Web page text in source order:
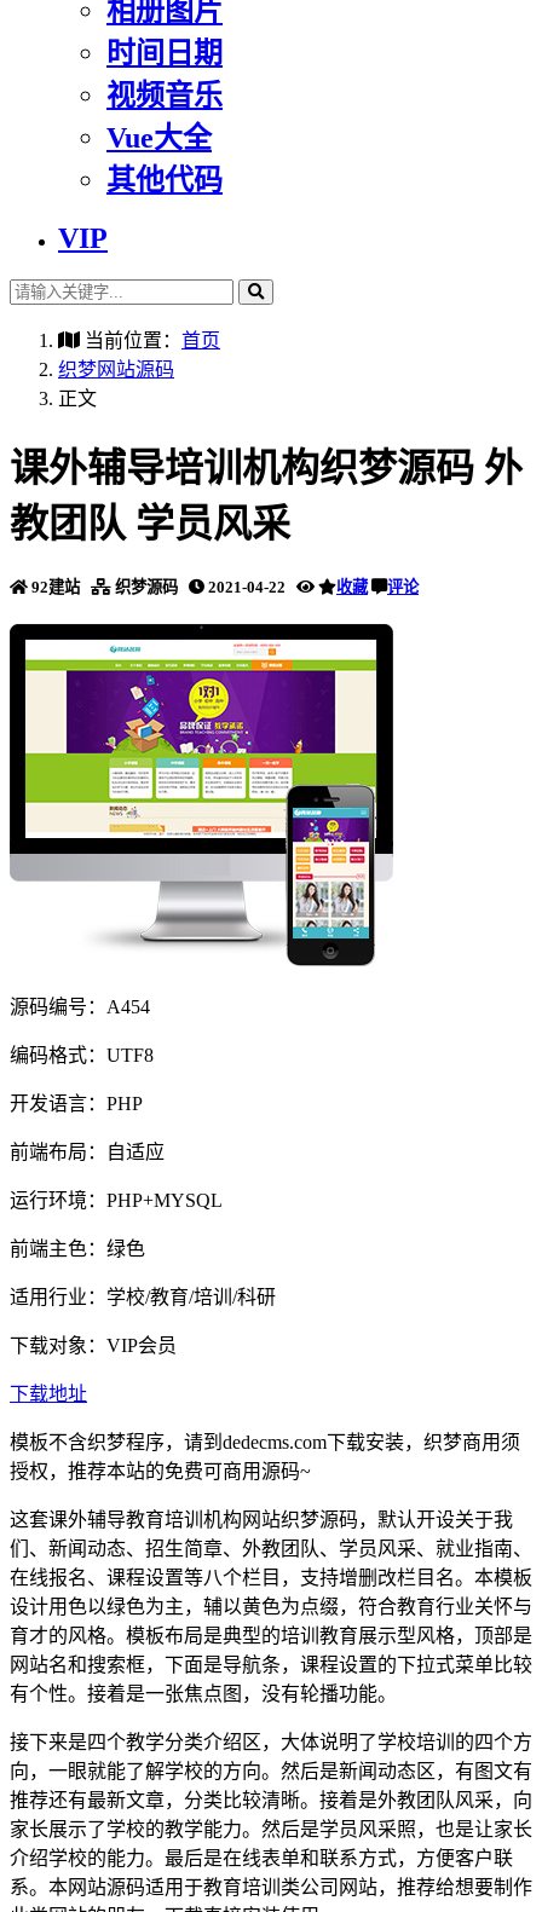
相册图片
时间日期
视频音乐
Vue大全
其他代码
VIP
当前位置： 首页
织梦网站源码
正文
课外辅导培训机构织梦源码 外
教团队 学员风采
92建站 织梦源码 2021-04-22 收藏 评论
源码编号：A454
编码格式：UTF8
开发语言：PHP
前端布局：自适应
运行环境：PHP+MYSQL
前端主色：绿色
适用行业：学校/教育/培训/科研
下载对象：VIP会员
下载地址
模板不含织梦程序，请到dedecms.com下载安装，织梦商用须
授权，推荐本站的免费可商用源码~
这套课外辅导教育培训机构网站织梦源码，默认开设关于我
们、新闻动态、招生简章、外教团队、学员风采、就业指南、
在线报名、课程设置等八个栏目，支持增删改栏目名。本模板
设计用色以绿色为主，辅以黄色为点缀，符合教育行业关怀与
育才的风格。模板布局是典型的培训教育展示型风格，顶部是
网站名和搜索框，下面是导航条，课程设置的下拉式菜单比较
有个性。接着是一张焦点图，没有轮播功能。
接下来是四个教学分类介绍区，大体说明了学校培训的四个方
向，一眼就能了解学校的方向。然后是新闻动态区，有图文有
推荐还有最新文章，分类比较清晰。接着是外教团队风采，向
家长展示了学校的教学能力。然后是学员风采照，也是让家长
介绍学校的能力。最后是在线表单和联系方式，方便客户联
系。本网站源码适用于教育培训类公司网站，推荐给想要制作